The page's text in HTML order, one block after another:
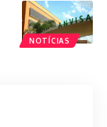
NOTÍCIAS